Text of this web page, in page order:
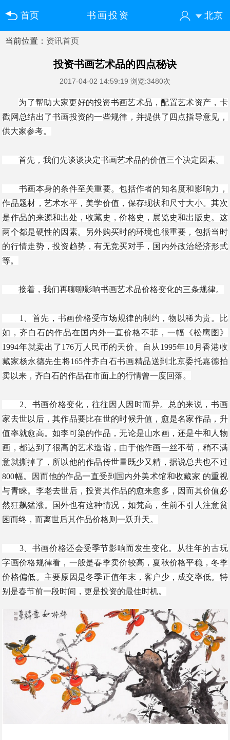
首页 北京
书画投资
您好！欢迎来到中国书画门户网
当前位置： 资讯首页
投资书画艺术品的四点秘诀
2017-04-02 14:59:19 浏览:3480次
为了帮助大家更好的投资书画艺术品，配置艺术资产，卡
戳网总结出了书画投资的一些规律，并提供了四点指导意见，
供大家参考。
首先，我们先谈谈决定书画艺术品的价值三个决定因素。
书画本身的条件至关重要。包括作者的知名度和影响力，
作品题材，艺术水平，美学价值，保存现状和尺寸大小。其次
是作品的来源和出处，收藏史，价格史，展览史和出版史。这
两个都是硬性的因素。另外购买时的环境也很重要，包括当时
的行情走势，投资趋势，有无竞买对手，国内外政治经济形式
等。
接着，我们再聊聊影响书画艺术品价格变化的三条规律。
1、首先，书画价格受市场规律的制约，物以稀为贵。比
如，齐白石的作品在国内外一直价格不菲，一幅《松鹰图》
1994年就卖出了176万人民币的天价。自从1995年10月香港收
藏家杨永德先生将165件齐白石书画精品送到北京委托嘉德拍
卖以来，齐白石的作品在市面上的行情曾一度回落。
2、书画价格变化，往往因人因时而异。总的来说，书画
家去世以后，其作品要比在世的时候升值，愈是名家作品，升
值率就愈高。如李可染的作品，无论是山水画，还是牛和人物
画，都达到了很高的艺术造诣，由于他作画一丝不苟，稍不满
意就撕掉了，所以他的作品传世量既少又精，据说总共也不过
800幅。因而他的作品一直受到国内外美术馆和收藏家 的重视
与青睐。李老去世后，投资其作品的愈来愈多，因而其价值必
然狂飙猛涨。国外也有这种情况，如梵高，生前不引人注意贫
困而终，而离世后其作品价格则一跃升天。
3、书画价格还会受季节影响而发生变化。从往年的古玩
字画价格规律看，一般是春季卖价较高，夏秋价格平稳，冬季
价格偏低。主要原因是冬季正值年末，客户少，成交率低。特
别是春节前一段时间，更是投资的最佳时机。